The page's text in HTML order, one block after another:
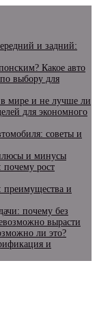
и задний:
Какое авто
выбору для
в мире и не лучше ли
для экономного
советы и
и минусы
почему рост
преимущества и
почему без
вырасти
ли это?
и